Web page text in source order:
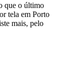
que o último
tela em Porto
mais, pelo